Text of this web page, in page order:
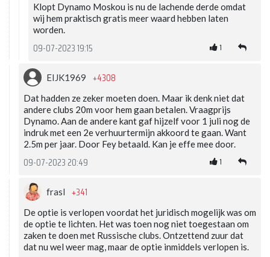
Klopt Dynamo Moskou is nu de lachende derde omdat
wij hem praktisch gratis meer waard hebben laten
worden.
09-07-2023 19:15 1
EIJK1969 +4308
Dat hadden ze zeker moeten doen. Maar ik denk niet dat
andere clubs 20m voor hem gaan betalen. Vraagprijs
Dynamo. Aan de andere kant gaf hijzelf voor 1 juli nog de
indruk met een 2e verhuurtermijn akkoord te gaan. Want
2.5m per jaar. Door Fey betaald. Kan je effe mee door.
09-07-2023 20:49 1
frasl +341
De optie is verlopen voordat het juridisch mogelijk was om
de optie te lichten. Het was toen nog niet toegestaan om
zaken te doen met Russische clubs. Ontzettend zuur dat
dat nu wel weer mag, maar de optie inmiddels verlopen is.